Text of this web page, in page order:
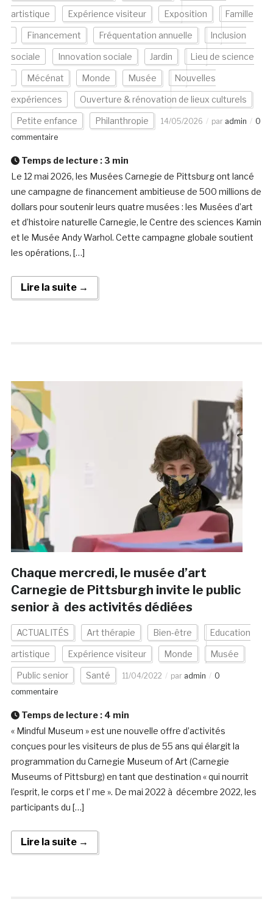
artistique Expérience visiteur Exposition Famille
Financement Fréquentation annuelle Inclusion
sociale Innovation sociale Jardin Lieu de science
Mécénat Monde Musée Nouvelles
expériences Ouverture & rénovation de lieux culturels
Petite enfance Philanthropie 14/05/2026 par admin
0
commentaire
Temps de lecture : 3 min
Le 12 mai 2026, les Musées Carnegie de Pittsburg ont lancé
une campagne de financement ambitieuse de 500 millions de
dollars pour soutenir leurs quatre musées : les Musées d’art
et d’histoire naturelle Carnegie, le Centre des sciences Kamin
et le Musée Andy Warhol. Cette campagne globale soutient
les opérations, […]
Lire la suite →
Chaque mercredi, le musée d’art
Carnegie de Pittsburgh invite le public
senior à des activités dédiées
ACTUALITÉS Art thérapie Bien-être Education
artistique Expérience visiteur Monde Musée
Public senior Santé 11/04/2022 par admin
0
commentaire
Temps de lecture : 4 min
« Mindful Museum » est une nouvelle offre d’activités
conçues pour les visiteurs de plus de 55 ans qui élargit la
programmation du Carnegie Museum of Art (Carnegie
Museums of Pittsburg) en tant que destination « qui nourrit
l’esprit, le corps et l’ me ». De mai 2022 à décembre 2022, les
participants du […]
Lire la suite →